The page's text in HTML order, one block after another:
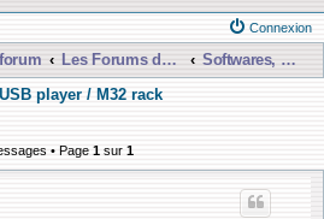
Connexion
Les Forums de Discussions
Softwares, Libraries, Presets et Téléchargements etc...
player / M32 rack
• Page 1 sur 1